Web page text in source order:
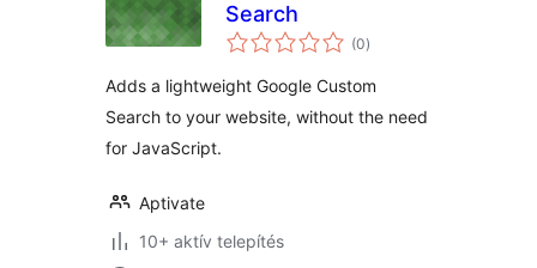
Search
(0értékelés
összesen
)
Adds a lightweight Google Custom
Search to your website, without the need
for JavaScript.
Aptivate
10+ aktív telepítés